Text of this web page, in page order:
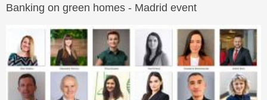
Banking on green homes - Madrid event